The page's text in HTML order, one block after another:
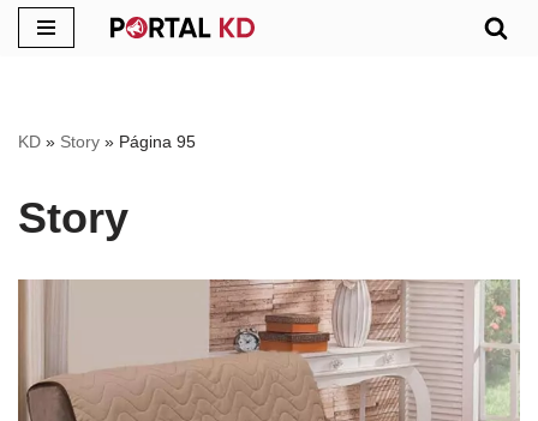
conteúdo
KD » Story » Página 95
Story